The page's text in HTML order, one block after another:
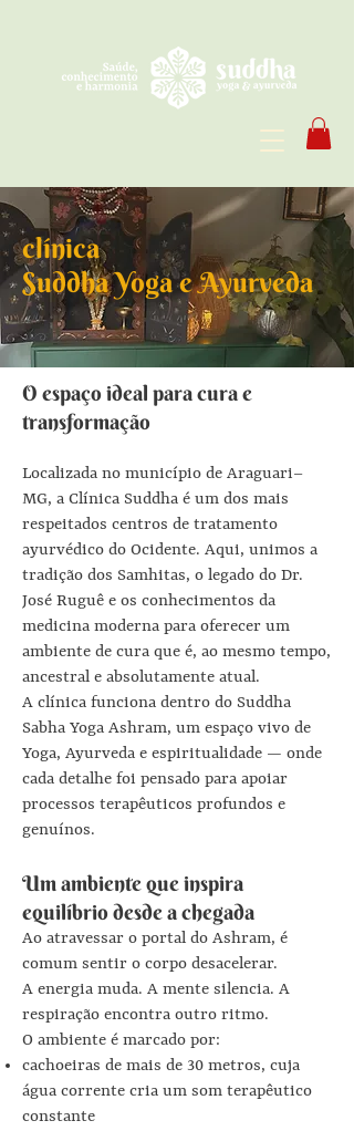
clínica
Suddha Yoga e Ayurveda
O espaço ideal para cura e
transformação
Localizada no município de Araguari–
MG, a Clínica Suddha é um dos mais
respeitados centros de tratamento
ayurvédico do Ocidente. Aqui, unimos a
tradição dos Samhitas, o legado do Dr.
José Ruguê e os conhecimentos da
medicina moderna para oferecer um
ambiente de cura que é, ao mesmo tempo,
ancestral e absolutamente atual.
A clínica funciona dentro do Suddha
Sabha Yoga Ashram, um espaço vivo de
Yoga, Ayurveda e espiritualidade — onde
cada detalhe foi pensado para apoiar
processos terapêuticos profundos e
genuínos.
Um ambiente que inspira
equilíbrio desde a chegada
Ao atravessar o portal do Ashram, é
comum sentir o corpo desacelerar.
A energia muda. A mente silencia. A
respiração encontra outro ritmo.
O ambiente é marcado por:
cachoeiras de mais de 30 metros, cuja
água corrente cria um som terapêutico
constante